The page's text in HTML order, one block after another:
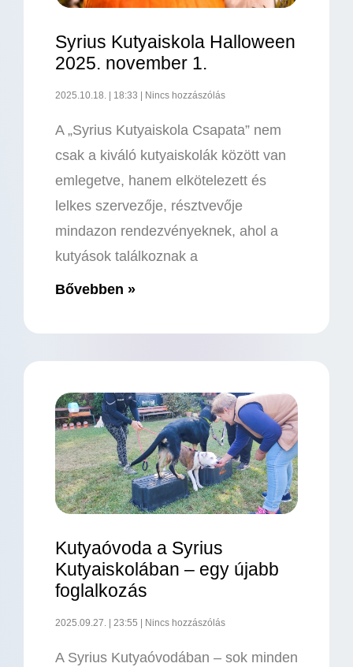
Syrius Kutyaiskola Halloween
2025. november 1.
2025.10.18. 18:33 Nincs hozzászólás
A „Syrius Kutyaiskola Csapata” nem
csak a kiváló kutyaiskolák között van
emlegetve, hanem elkötelezett és
lelkes szervezője, résztvevője
mindazon rendezvényeknek, ahol a
kutyások találkoznak a
Bővebben »
Kutyaóvoda a Syrius
Kutyaiskolában – egy újabb
foglalkozás
2025.09.27. 23:55 Nincs hozzászólás
A Syrius Kutyaóvodában – sok minden